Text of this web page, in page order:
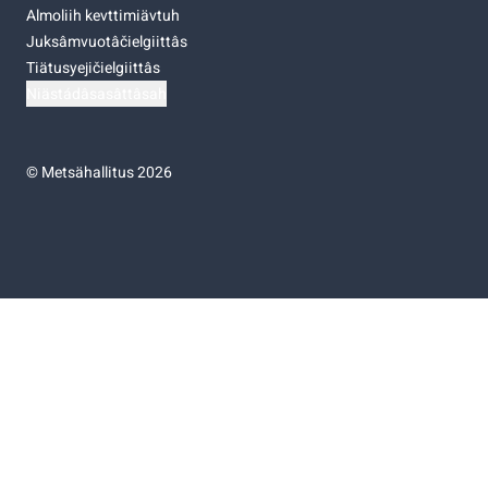
Almoliih kevttimiävtuh
Juksâmvuotâčielgiittâs
Tiätusyejičielgiittâs
©Metsähallitus 2026